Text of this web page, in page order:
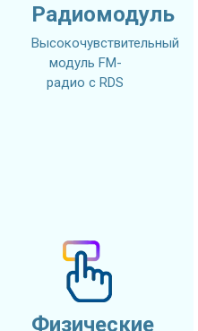
Радиомодуль
Высокочувствительный
модуль FM-
радио с RDS
Физические